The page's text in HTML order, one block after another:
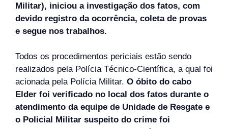
Militar), iniciou a investigação dos fatos, com
devido registro da ocorrência, coleta de provas
e segue nos trabalhos.
Todos os procedimentos periciais estão sendo
realizados pela Polícia Técnico-Científica, a qual foi
acionada pela Polícia Militar. O óbito do cabo
Elder foi verificado no local dos fatos durante o
atendimento da equipe de Unidade de Resgate e
o Policial Militar suspeito do crime foi